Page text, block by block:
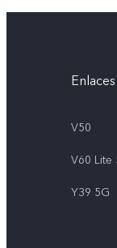
V50
V60 Lite
Y39 5G